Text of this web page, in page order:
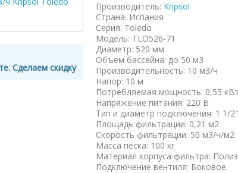
Сделаем скидку
Производитель: Kripsol
Страна: Испания
Серия: Toledo
Модель: TLO526-71
Диаметр: 520 мм
Объем бассейна: до 50 м3
Производительность: 10 м3/ч
Напор: 10 м
Потребляемая мощность: 0,55 кВт
Напряжение питания: 220 В
Тип и диаметр подключения: 1 1/
Площадь фильтрации: 0,21 м2
Скорость фильтрации: 50 м3/ч/м2
Масса песка: 100 кг
Материал корпуса фильтра:
Подключение вентиля: Боковое